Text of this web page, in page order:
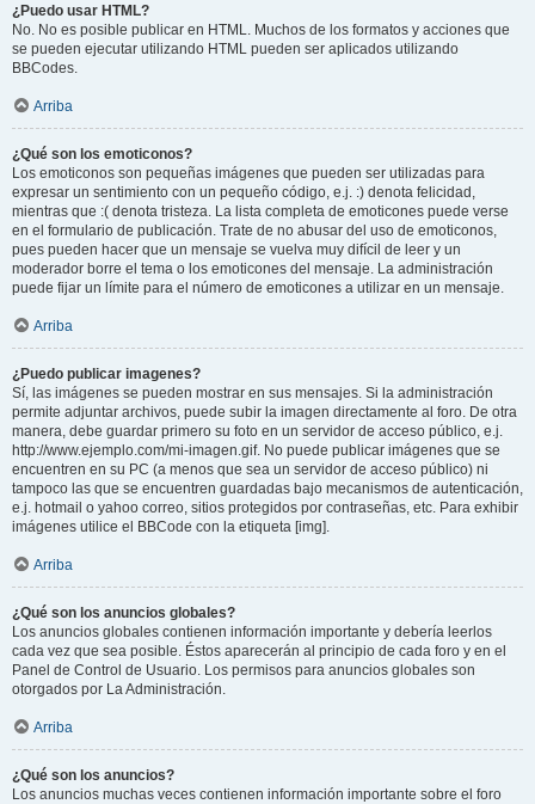
¿Puedo usar HTML?
No. No es posible publicar en HTML. Muchos de los formatos y acciones que
se pueden ejecutar utilizando HTML pueden ser aplicados utilizando
BBCodes.
Arriba
¿Qué son los emoticonos?
Los emoticonos son pequeñas imágenes que pueden ser utilizadas para
expresar un sentimiento con un pequeño código, e.j. :) denota felicidad,
mientras que :( denota tristeza. La lista completa de emoticones puede verse
en el formulario de publicación. Trate de no abusar del uso de emoticonos,
pues pueden hacer que un mensaje se vuelva muy difícil de leer y un
moderador borre el tema o los emoticones del mensaje. La administración
puede fijar un límite para el número de emoticones a utilizar en un mensaje.
Arriba
¿Puedo publicar imagenes?
Sí, las imágenes se pueden mostrar en sus mensajes. Si la administración
permite adjuntar archivos, puede subir la imagen directamente al foro. De otra
manera, debe guardar primero su foto en un servidor de acceso público, e.j.
http://www.ejemplo.com/mi-imagen.gif. No puede publicar imágenes que se
encuentren en su PC (a menos que sea un servidor de acceso público) ni
tampoco las que se encuentren guardadas bajo mecanismos de autenticación,
e.j. hotmail o yahoo correo, sitios protegidos por contraseñas, etc. Para exhibir
imágenes utilice el BBCode con la etiqueta [img].
Arriba
¿Qué son los anuncios globales?
Los anuncios globales contienen información importante y debería leerlos
cada vez que sea posible. Éstos aparecerán al principio de cada foro y en el
Panel de Control de Usuario. Los permisos para anuncios globales son
otorgados por La Administración.
Arriba
¿Qué son los anuncios?
Los anuncios muchas veces contienen información importante sobre el foro